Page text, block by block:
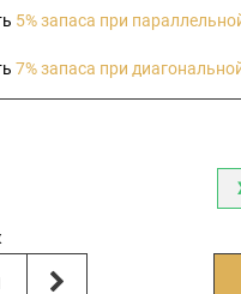
5% запаса при
7% запаса при